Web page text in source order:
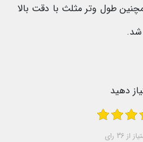
طول وتر مثلث با دقت بالا
شد.
دهید
از36 رای